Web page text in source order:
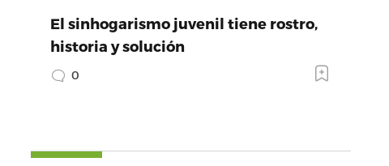
El sinhogarismo juvenil tiene rostro,
historia y solución
0